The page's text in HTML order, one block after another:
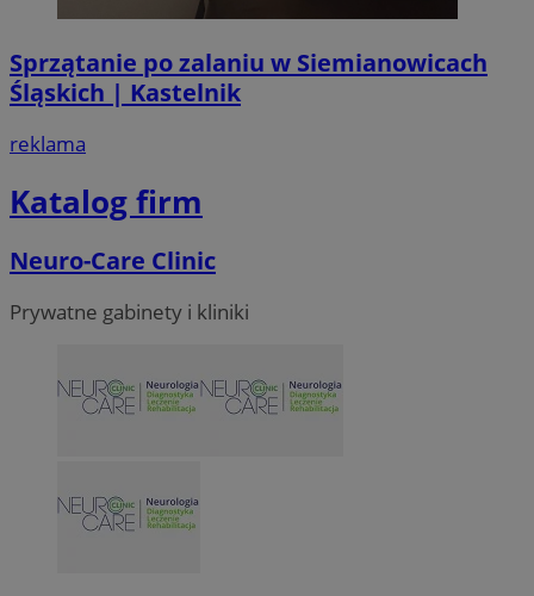
Sprzątanie po zalaniu w Siemianowicach
Śląskich | Kastelnik
reklama
Katalog firm
Neuro-Care Clinic
Prywatne gabinety i kliniki